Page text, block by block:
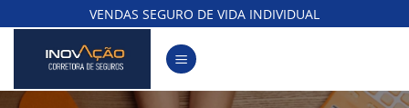
to
content
VENDAS SEGURO DE VIDA INDIVIDUAL